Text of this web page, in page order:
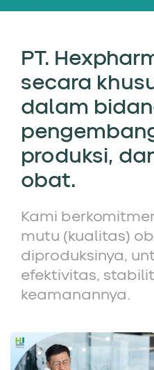
PT.
secara
dalam
produksi,
obat.
Kami
mutu (kualitas)
diproduksinya,
efektivitas,
keamanannya.